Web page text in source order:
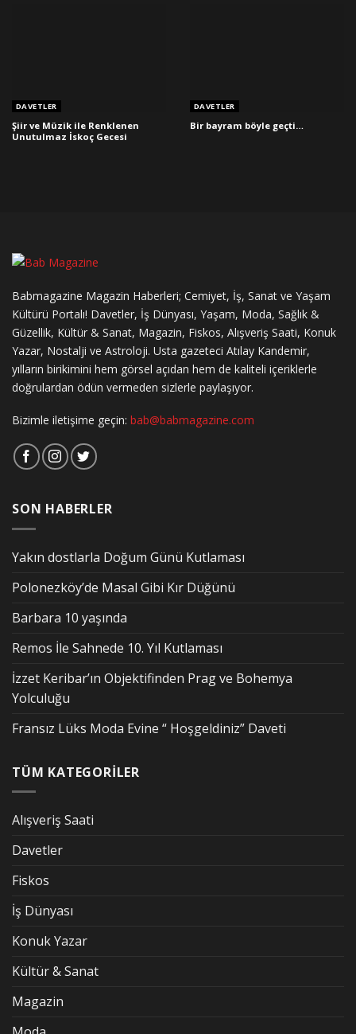
DAVETLER
Şiir ve Müzik ile Renklenen
Unutulmaz İskoç Gecesi
DAVETLER
Bir bayram böyle geçti…
Babmagazine Magazin Haberleri; Cemiyet, İş, Sanat ve Yaşam
Kültürü Portalı! Davetler, İş Dünyası, Yaşam, Moda, Sağlık &
Güzellik, Kültür & Sanat, Magazin, Fiskos, Alışveriş Saati, Konuk
Yazar, Nostalji ve Astroloji. Usta gazeteci Atılay Kandemir,
yılların birikimini hem görsel açıdan hem de kaliteli içeriklerle
doğrulardan ödün vermeden sizlerle paylaşıyor.
Bizimle iletişime geçin: bab@babmagazine.com
SON HABERLER
Yakın dostlarla Doğum Günü Kutlaması
Polonezköy’de Masal Gibi Kır Düğünü
Barbara 10 yaşında
Remos İle Sahnede 10. Yıl Kutlaması
İzzet Keribar’ın Objektifinden Prag ve Bohemya
Yolculuğu
Fransız Lüks Moda Evine “ Hoşgeldiniz” Daveti
TÜM KATEGORİLER
Alışveriş Saati
Davetler
Fiskos
İş Dünyası
Konuk Yazar
Kültür & Sanat
Magazin